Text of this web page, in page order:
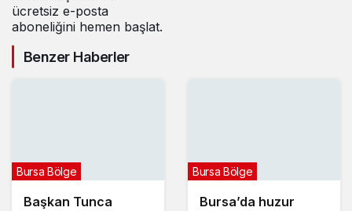
ücretsiz e-posta
aboneliğini hemen başlat.
Benzer Haberler
Başkan Tunca
Bursa Bölge
Bursa’da huzur
Bursa Bölge